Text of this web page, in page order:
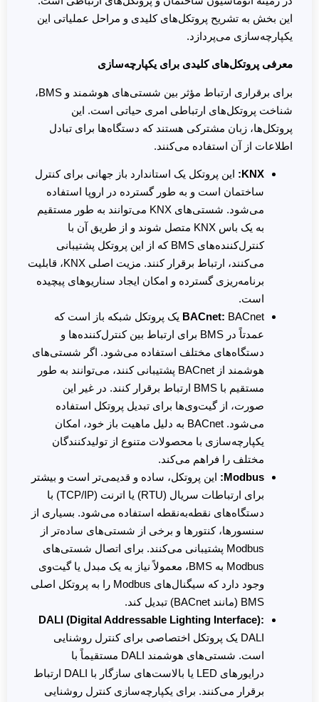
این بخش به تشریح پروتکل‌های کلیدی و مراحل عملیاتی این
یکپارچه‌سازی می‌پردازد.
معرفی پروتکل‌های کلیدی برای یکپارچه‌سازی
برای برقراری ارتباط مؤثر بین شستی‌های هوشمند و BMS،
شناخت پروتکل‌های ارتباطی امری حیاتی است. این
پروتکل‌ها، زبان مشترکی هستند که دستگاه‌ها برای تبادل
اطلاعات از آن استفاده می‌کنند.
KNX:
این پروتکل یک استاندارد باز جهانی برای کنترل
ساختمان است و به طور گسترده در اروپا استفاده
می‌شود. شستی‌های KNX می‌توانند به طور مستقیم
به یک باس KNX متصل شوند و از طریق آن با
کنترل‌کننده‌های BMS که از این پروتکل پشتیبانی
می‌کنند، ارتباط برقرار کنند. مزیت اصلی KNX، قابلیت
برنامه‌ریزی گسترده و امکان ایجاد سناریوهای پیچیده
است.
BACnet: BACnet یک پروتکل شبکه باز است که
عمدتاً در BMS برای ارتباط بین کنترل‌کننده‌ها و
دستگاه‌های مختلف استفاده می‌شود. اگر شستی‌های
هوشمند از BACnet پشتیبانی کنند، می‌توانند به طور
مستقیم با BMS ارتباط برقرار کنند. در غیر این
صورت، از گیت‌وی‌ها برای تبدیل پروتکل استفاده
می‌شود. BACnet به دلیل ماهیت باز خود، امکان
یکپارچه‌سازی با محصولات متنوع از تولیدکنندگان
مختلف را فراهم می‌کند.
Modbus:
این پروتکل، ساده و قدیمی‌تر است و بیشتر
برای ارتباطات سریال (RTU) یا اترنت (TCP/IP) با
دستگاه‌های نقطه‌به‌نقطه استفاده می‌شود. بسیاری از
سنسورها، کنتورها و برخی از شستی‌های ساده‌تر از
Modbus پشتیبانی می‌کنند. برای اتصال شستی‌های
Modbus به BMS، معمولاً نیاز به یک مبدل یا گیت‌وی
وجود دارد که سیگنال‌های Modbus را به پروتکل اصلی
BMS (مانند BACnet) تبدیل کند.
DALI (Digital Addressable Lighting Interface):
DALI یک پروتکل اختصاصی برای کنترل روشنایی
است. شستی‌های هوشمند DALI مستقیماً با
درایورهای LED یا بالاست‌های سازگار با DALI ارتباط
برقرار می‌کنند. برای یکپارچه‌سازی کنترل روشنایی